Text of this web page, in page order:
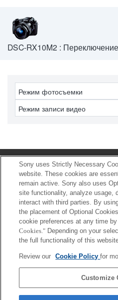
DSC-RX10M2 :
Режим фотосъемки
Режим записи видео
Главная
Загрузка
Поддерживаемые камеры
Проверенные мобильные устройства
Как пользоваться
Вопросы и ответы
Sony uses Strictly Necessary
website. These cookies are
remain active. Sony also uses
site functionality, analyze usage,
interact with third parties. By
the placement of Optional
cookie preferences at any time
Cookies." Depending on your
the full functionality of this
Review our Cookie Policyfor
Customize